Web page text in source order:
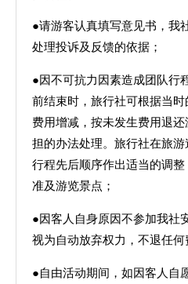
●请游客认真填写意见书，我
处理投诉及反馈的依据；
●因不可抗力因素造成团队行
前结束时，旅行社可根据当
费用增减，按未发生费用退
担的办法处理。旅行社在旅
行程先后顺序作出适当的调
准及游览景点；
●因客人自身原因不参加我社
视为自动放弃权力，不退任何
●自由活动期间，如因客人自